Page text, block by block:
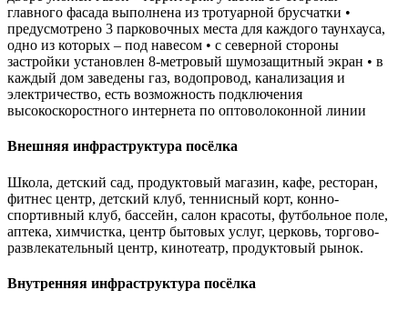
главного фасада выполнена из тротуарной брусчатки •
предусмотрено 3 парковочных места для каждого таунхауса,
одно из которых – под навесом • с северной стороны
застройки установлен 8-метровый шумозащитный экран • в
каждый дом заведены газ, водопровод, канализация и
электричество, есть возможность подключения
высокоскоростного интернета по оптоволоконной линии
Внешняя инфраструктура посёлка
Школа, детский сад, продуктовый магазин, кафе, ресторан,
фитнес центр, детский клуб, теннисный корт, конно-
спортивный клуб, бассейн, салон красоты, футбольное поле,
аптека, химчистка, центр бытовых услуг, церковь, торгово-
развлекательный центр, кинотеатр, продуктовый рынок.
Внутренняя инфраструктура посёлка